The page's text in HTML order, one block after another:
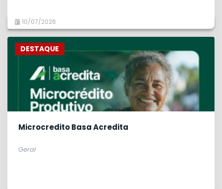
10/07/2026
DESTAQUE
Microcredito Basa Acredita
Geral